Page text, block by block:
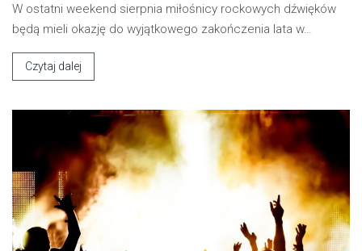
W ostatni weekend sierpnia miłośnicy rockowych dźwięków
będą mieli okazję do wyjątkowego zakończenia lata w…
Czytaj dalej